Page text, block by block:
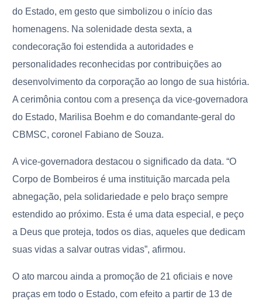
do Estado, em gesto que simbolizou o início das
homenagens. Na solenidade desta sexta, a
condecoração foi estendida a autoridades e
personalidades reconhecidas por contribuições ao
desenvolvimento da corporação ao longo de sua história.
A cerimônia contou com a presença da vice-governadora
do Estado, Marilisa Boehm e do comandante-geral do
CBMSC, coronel Fabiano de Souza.
A vice-governadora destacou o significado da data. “O
Corpo de Bombeiros é uma instituição marcada pela
abnegação, pela solidariedade e pelo braço sempre
estendido ao próximo. Esta é uma data especial, e peço
a Deus que proteja, todos os dias, aqueles que dedicam
suas vidas a salvar outras vidas”, afirmou.
O ato marcou ainda a promoção de 21 oficiais e nove
praças em todo o Estado, com efeito a partir de 13 de